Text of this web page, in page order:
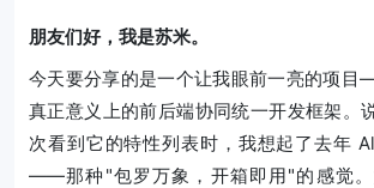
朋友们好，我是苏米。
今天要分享的是一个让我眼前一亮的项
真正意义上的前后端协同统一开发框架。
次看到它的特性列表时，我想起了去年
——那种"包罗万象，开箱即用"的感觉。